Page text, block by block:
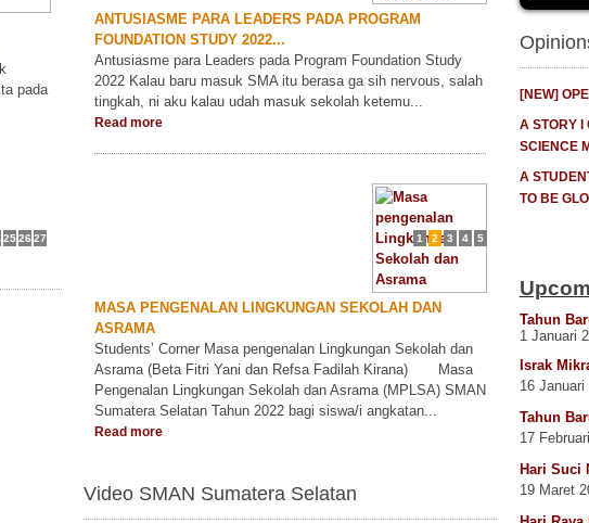
2526 27
pada
1 2 3 4 5
ANTUSIASME PARA LEADERS PADA PROGRAM
FOUNDATION STUDY 2022...
Antusiasme para Leaders pada Program Foundation Study
2022 Kalau baru masuk SMA itu berasa ga sih nervous, salah
tingkah, ni aku kalau udah masuk sekolah ketemu...
Read more
MASA PENGENALAN LINGKUNGAN SEKOLAH DAN
ASRAMA
Students’ Corner Masa pengenalan Lingkungan Sekolah dan
Asrama (Beta Fitri Yani dan Refsa Fadilah Kirana) Masa
Pengenalan Lingkungan Sekolah dan Asrama (MPLSA) SMAN
Sumatera Selatan Tahun 2022 bagi siswa/i angkatan...
Read more
Video SMAN Sumatera Selatan
[NEW]
A STORY I
SCIENCE
A
TO BE
Tahun
1 Januari
Israk
16 Januari
Tahun
17
Hari Suci
19 Maret